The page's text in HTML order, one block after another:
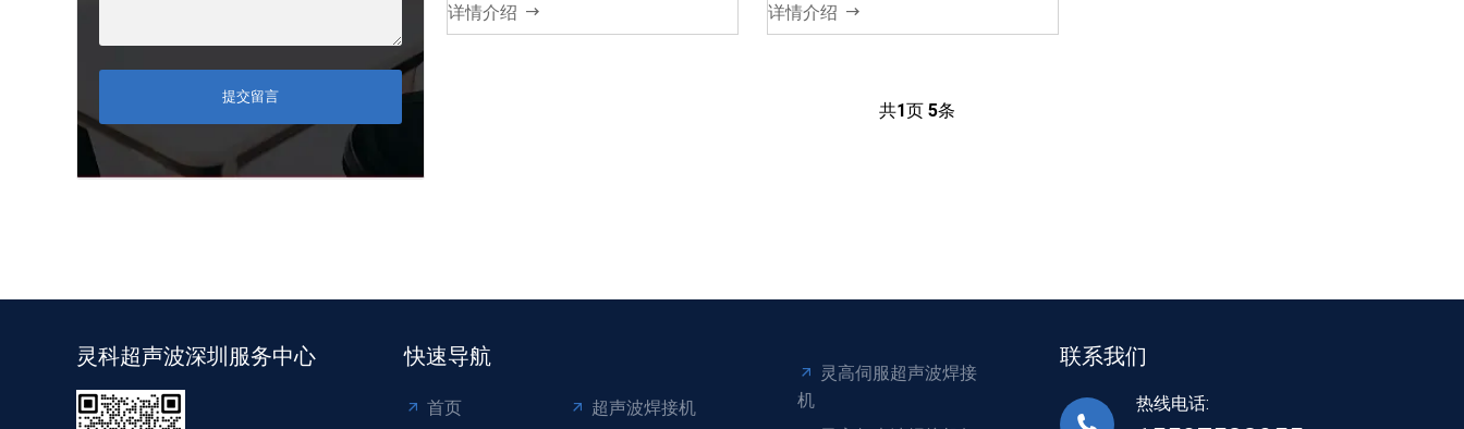
提交留言
详情介绍 详情介绍
共1页 5条
灵科超声波深圳服务中心 快速导航
首页 超声波焊接机
灵高伺服超声波焊接
机
联系我们
热线电话: